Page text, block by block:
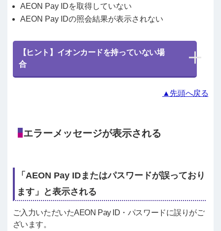
AEON Pay IDを取得していない
AEON Pay IDの照会結果が表示されない
【ヒント】イオンカードを持っていない場
合
▲先頭へ戻る
エラーメッセージが表示される
「AEON Pay IDまたはパスワードが誤っており
ます」と表示される
ご入力いただいたAEON Pay ID・パスワードに誤りがご
ざいます。